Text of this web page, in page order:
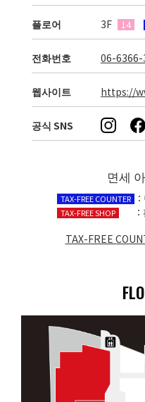
플로어 3F 14
전화번호 06-6366-
웹사이트 https://
공식 SNS
면세
TAX-FREE COUNTER
TAX-FREE SHOP
TAX-FREE